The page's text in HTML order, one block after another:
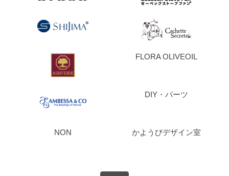
FLORA OLIVEOIL
DIY・パーツ
NON かようびデザイン室